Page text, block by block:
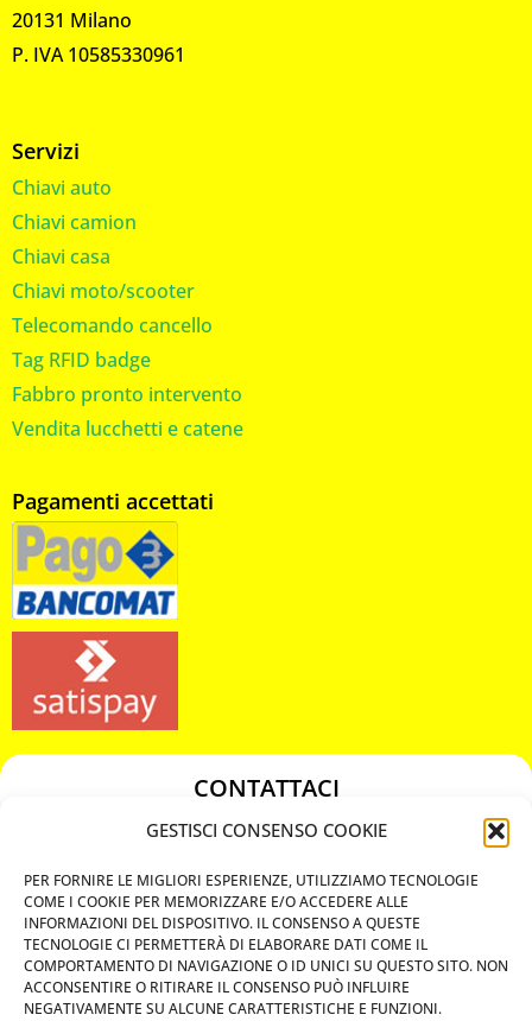
GESTISCI CONSENSO COOKIE
PER FORNIRE LE MIGLIORI ESPERIENZE, UTILIZZIAMO TECNOLOGIE
COME I COOKIE PER MEMORIZZARE E/O ACCEDERE ALLE
INFORMAZIONI DEL DISPOSITIVO. IL CONSENSO A QUESTE
TECNOLOGIE CI PERMETTERÀ DI ELABORARE DATI COME IL
COMPORTAMENTO DI NAVIGAZIONE O ID UNICI SU QUESTO SITO. NON
ACCONSENTIRE O RITIRARE IL CONSENSO PUÒ INFLUIRE
NEGATIVAMENTE SU ALCUNE CARATTERISTICHE E FUNZIONI.
20131 Milano
P. IVA 10585330961
Servizi
Chiavi auto
Chiavi camion
Chiavi casa
Chiavi moto/scooter
Telecomando cancello
Tag RFID badge
Fabbro pronto intervento
Vendita lucchetti e catene
Pagamenti accettati
CONTATTACI
349 3863811
chiavicodificate@gmail.com
Privacy Policy
Cookie Policy